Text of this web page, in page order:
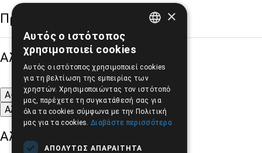
Προσβασιμότητα
Αλλαγή Μεγέθους
A- A+
A
Αλλαγή Γραμματοσειράς
Αλλαγή Χρώματος
×
Αυτός ο ιστότοπος
χρησιμοποιεί cookies
Αυτός ο ιστότοπος χρησιμοποιεί cookies
για τη βελτίωση της εμπειρίας των
χρηστών. Χρησιμοποιώντας τον ιστότοπό
μας, παρέχετε τη συγκατάθεσή σας για
όλα τα cookies σύμφωνα με την Πολιτική
μας για τα cookies. Διαβάστε περισσότερα
ΑΠΟΛΎΤΩΣ ΑΠΑΡΑΊΤΗΤΑ